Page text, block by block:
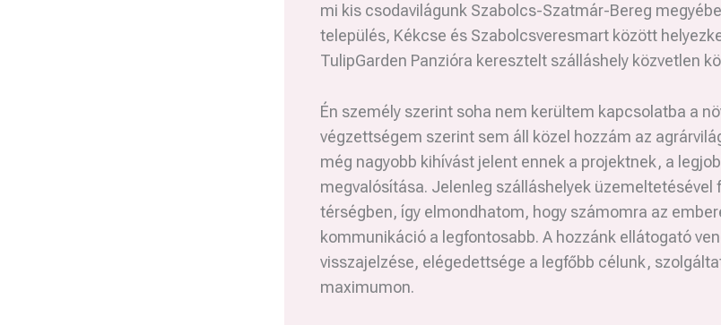
mi kis csodavilágunk Szabolcs-Szatmár-Bereg
település, Kékcse és Szabolcsveresmart között
TulipGarden Panzióra keresztelt szálláshely közvetlen
Én személy szerint soha nem kerültem kapcsolatba a
végzettségem szerint sem áll közel hozzám az
még nagyobb kihívást jelent ennek a projektnek, a
megvalósítása. Jelenleg szálláshelyek üzemeltetésével
térségben, így elmondhatom, hogy számomra az
kommunikáció a legfontosabb. A hozzánk ellátogató
visszajelzése, elégedettsége a legfőbb célunk,
maximumon.